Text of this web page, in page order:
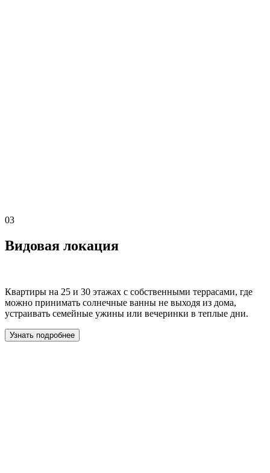
03
Видовая локация
Квартиры на 25 и 30 этажах с собственными террасами, где
можно принимать солнечные ванны не выходя из дома,
устраивать семейные ужины или вечеринки в теплые дни.
Узнать подробнее